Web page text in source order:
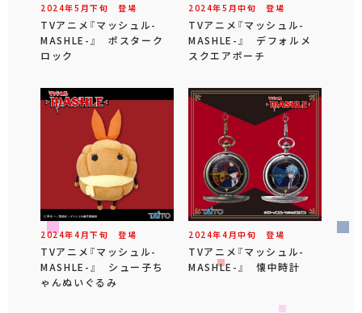
2024年5 月下旬 登場
TVアニメ『マッシュル-
MASHLE-』 ポスターク
ロック
2024年5 月中旬 登場
TVアニメ『マッシュル-
MASHLE-』 デフォルメ
スクエアポーチ
2024年4 月下旬 登場
TVアニメ『マッシュル-
MASHLE-』 シュー子ち
ゃんぬいぐるみ
2024年4 月中旬 登場
TVアニメ『マッシュル-
MASHLE-』 懐中時計